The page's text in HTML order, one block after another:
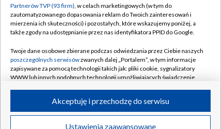
Centrum informacji TVP
Naziemna Telewizja Cyfrowa
Rada Programowa
System NOS
Informacje o nadawcy
Program dla prasy
Moje zgody
Pomoc
Kontakt
Kanały
©2026 Telewizja Polska S.A. w likwidacji
Partnerów TVP (93 firm), w celach marketingowych (w tym do
zautomatyzowanego dopasowania reklam do Twoich zainteresowań i
mierzenia ich skuteczności) i pozostałych, które wskazujemy poniżej, a
także zgody na udostępnianie przez nas identyfikatora PPID do Google.
Twoje dane osobowe zbierane podczas odwiedzania przez Ciebie naszych
poszczególnych serwisówzwanych dalej „Portalem”, w tym informacje
zapisywane za pomocą technologii takich jak: pliki cookie, sygnalizatory
WWW lub innych podobnych technologii umożliwiających świadczenie
ruchu w Internecie.
Twoje dane osobowe zbierane podczas odwiedzania przez Ciebie
Ustawienia zaawansowane
Akceptuję i przechodzę do serwisu